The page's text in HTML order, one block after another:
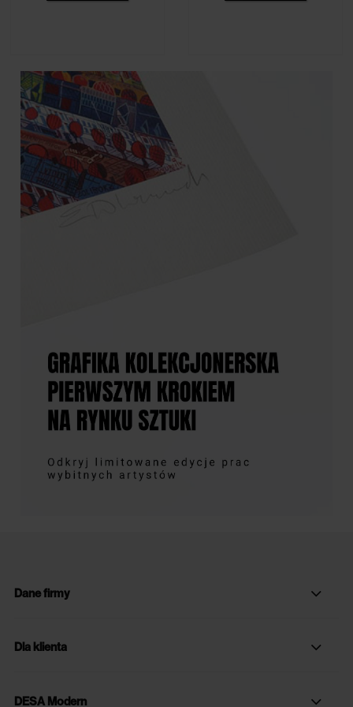
Adelajda Kot - Perliczka, 2021
790,00 zł
Dane firmy
Dla klienta
DESA Modern